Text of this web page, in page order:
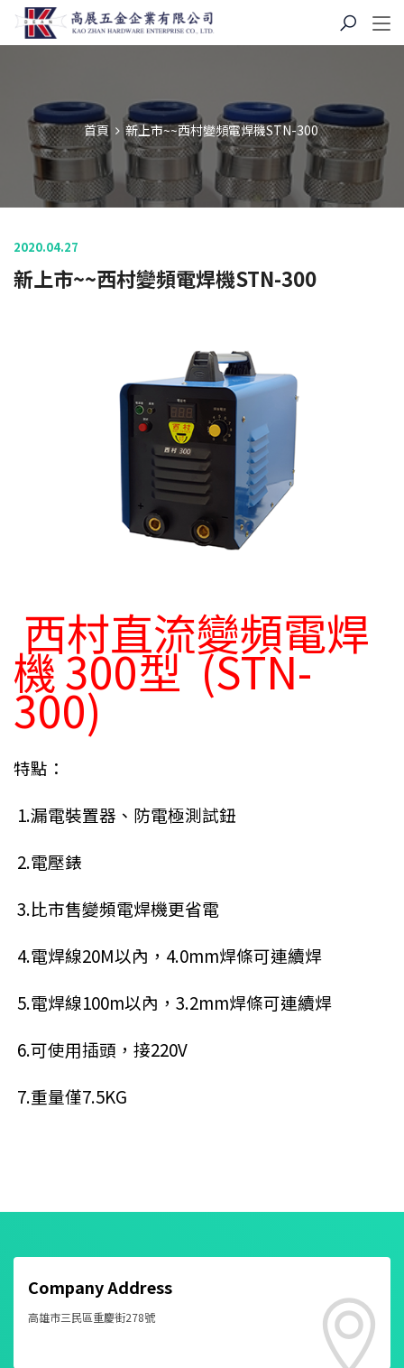
首頁 新上市~~西村變頻電焊機STN-300
2020.04.27
新上市~~西村變頻電焊機STN-300
西村直流變頻電焊
機300型 (STN-
300)
特點：
1.漏電裝置器、防電極測試鈕
2.電壓錶
3.比市售變頻電焊機更省電
4.電焊線20M以內，4.0mm焊條可連續焊
5.電焊線100m以內，3.2mm焊條可連續焊
6.可使用插頭，接220V
7.重量僅7.5KG
Company Address
高雄市三民區重慶街278號